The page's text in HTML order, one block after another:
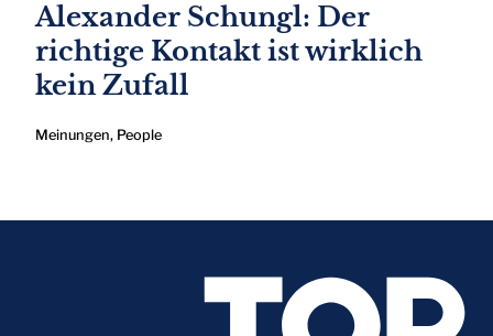
Alexander Schungl: Der
richtige Kontakt ist wirklich
kein Zufall
Meinungen, People